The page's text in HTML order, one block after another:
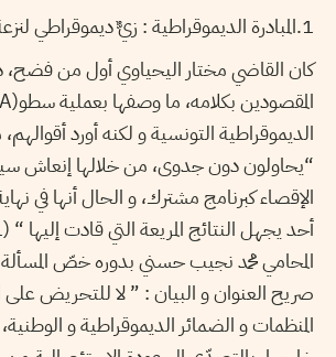
1.المبادرة الديموقراطية : زيٌّ ديموقراطي لنزعة شمولية
كان القاضي مختار اليحياوي أول من
الديموقراطية التونسية و لكنه أورد
“يحاولون دون جدوى، من خلالها إنعاش
الإقصاء كبرنامج مشترك، و الحال أنها في
أحد يجهل النتائج المريعة التي قادت إليها “ (1)
المحامي محمد نجيب حسني بدوره خصّ
صريح العنوان و البيان : ” لا للتحريض
المنظمات و الضمائر الديموقراطية و